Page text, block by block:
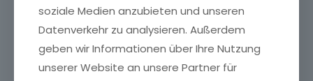
soziale Medien anzubieten und unseren
Datenverkehr zu analysieren. Außerdem
geben wir Informationen über Ihre Nutzung
unserer Website an unsere Partner für